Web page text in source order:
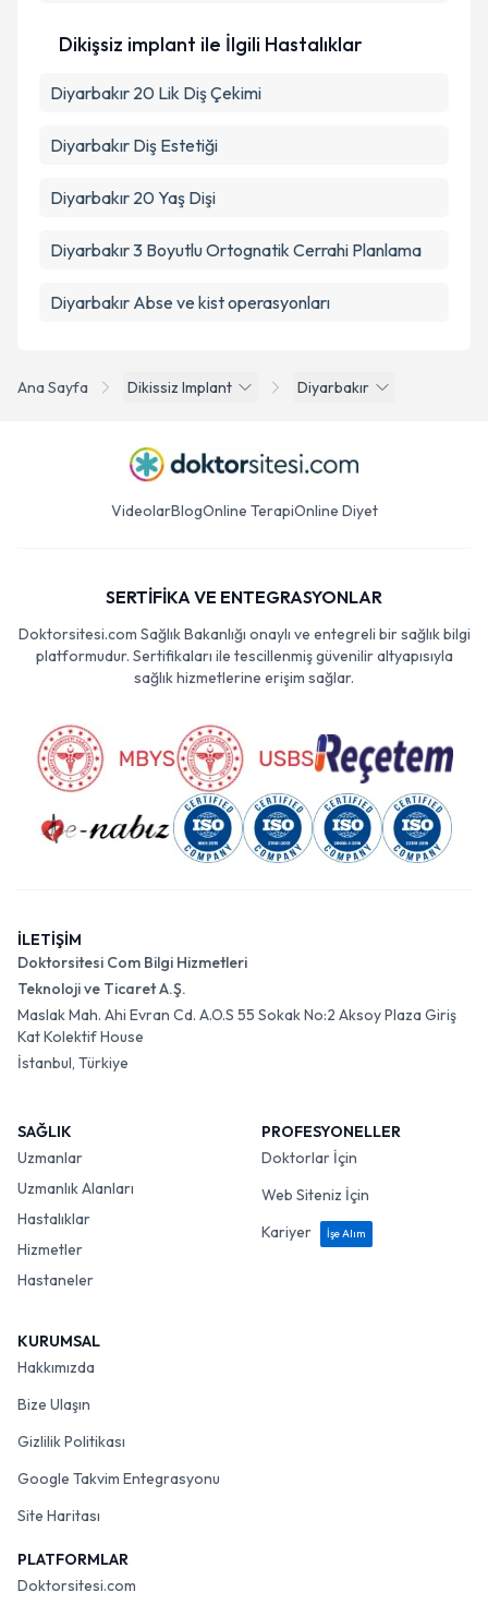
Takvim Talebini Gönder
Ana Sayfa Dikissiz Implant Diyarbakır
Dikişsiz implant ile İlgili Hastalıklar
Diyarbakır 20 Lik Diş Çekimi
Diyarbakır Diş Estetiği
Diyarbakır 20 Yaş Dişi
Diyarbakır 3 Boyutlu Ortognatik Cerrahi Planlama
Diyarbakır Abse ve kist operasyonları
VideolarBlogOnline TerapiOnline Diyet
SERTİFİKA VE ENTEGRASYONLAR
Doktorsitesi.com Sağlık Bakanlığı onaylı ve entegreli bir sağlık bilgi
platformudur. Sertifikaları ile tescillenmiş güvenilir altyapısıyla
sağlık hizmetlerine erişim sağlar.
İLETİŞİM
Doktorsitesi Com Bilgi Hizmetleri
Teknoloji ve Ticaret A.Ş.
Maslak Mah. Ahi Evran Cd. A.O.S 55 Sokak No:2 Aksoy Plaza Giriş
Kat Kolektif House
İstanbul, Türkiye
SAĞLIK
Uzmanlar
Uzmanlık Alanları
Hastalıklar
Hizmetler
Hastaneler
PROFESYONELLER
Doktorlar İçin
Web Siteniz İçin
Kariyer
İşe Alım
KURUMSAL
Hakkımızda
Bize Ulaşın
Gizlilik Politikası
Google Takvim Entegrasyonu
Site Haritası
PLATFORMLAR
Doktorsitesi.com